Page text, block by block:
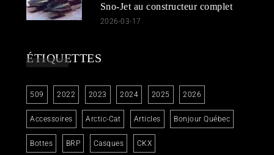
Sno-Jet au constructeur complet
2026-03-17
ÉTIQUETTES
509 2022 2023 2024 2025 2026
Accessoires Arctic-Cat Articles Bonjour Québec
Bottes BRP Casques CKX